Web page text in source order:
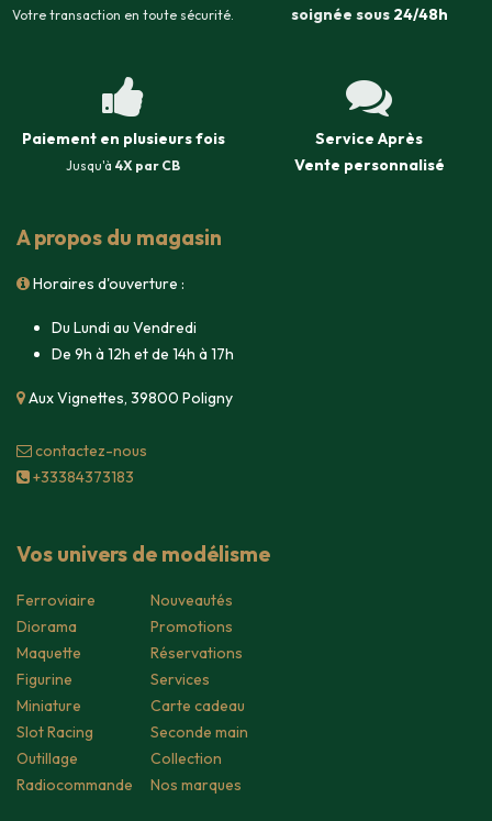
Votre transaction en toute sécurité.
soignée sous 24/48h
Paiement en plusieurs fois
Jusqu'à 4X par CB
Service Après
Vente personnalisé
A propos du magasin
Horaires d'ouverture :
Du Lundi au Vendredi
De 9h à 12h et de 14h à 17h
Aux Vignettes, 39800 Poligny
contacte​z-nous
+33384373183
Vos univers de modélisme
Ferroviaire
Diorama
Maquette
Figurine
Miniature
Slot Racing
Outillage
Radiocommande
Nouveautés
Promotions
Réservations
Services
Carte cadeau
Seconde main
Collection
Nos marques